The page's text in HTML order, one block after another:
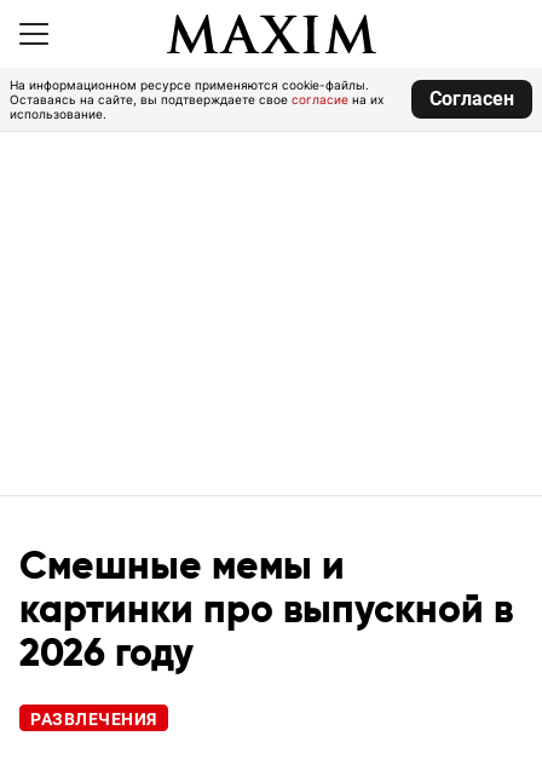
На информационном ресурсе применяются cookie-файлы.
Оставаясь на сайте, вы подтверждаете свое согласие на их
использование.
Согласен
Смешные мемы и
картинки про выпускной в
2026 году
РАЗВЛЕЧЕНИЯ